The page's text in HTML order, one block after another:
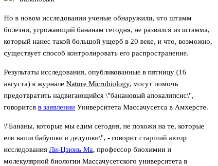
Но в новом исследовании ученые обнаружили, что штамм
болезни, угрожающий бананам сегодня, не развился из штамма,
который нанес такой большой ущерб в 20 веке, и что, возможно,
существует способ контролировать его распространение.
Результаты исследования, опубликованные в пятницу (16
августа) в журнале Nature Microbiology, могут помочь
предотвратить надвигающийся \"банановый апокалипсис\",
говорится в заявлении Университета Массачусетса в Амхерсте.
\"Бананы, которые мы едим сегодня, не похожи на те, которые
ели ваши бабушки и дедушки\", - говорит старший автор
исследования Ли-Цзюнь Ма, профессор биохимии и
молекулярной биологии Массачусетского университета в